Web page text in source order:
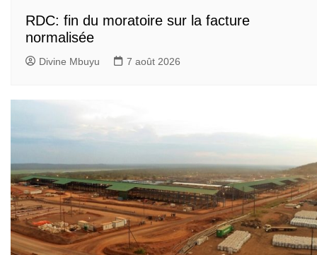
RDC: fin du moratoire sur la facture
normalisée
Divine Mbuyu 7 août 2026